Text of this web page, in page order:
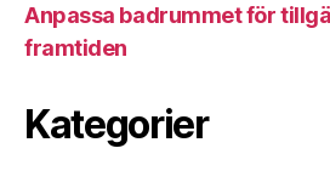
Anpassa badrummet för
framtiden
Kategorier